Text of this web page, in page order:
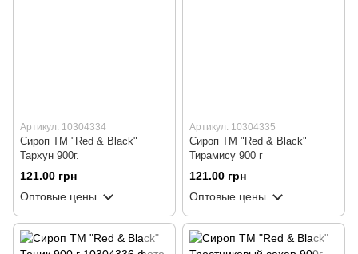
Артикул: 10304334
Сироп ТМ "Red & Black"
Тархун 900г.
121.00 грн
Оптовые цены
Артикул: 10304335
Сироп ТМ "Red & Black"
Тирамису 900 г
121.00 грн
Оптовые цены